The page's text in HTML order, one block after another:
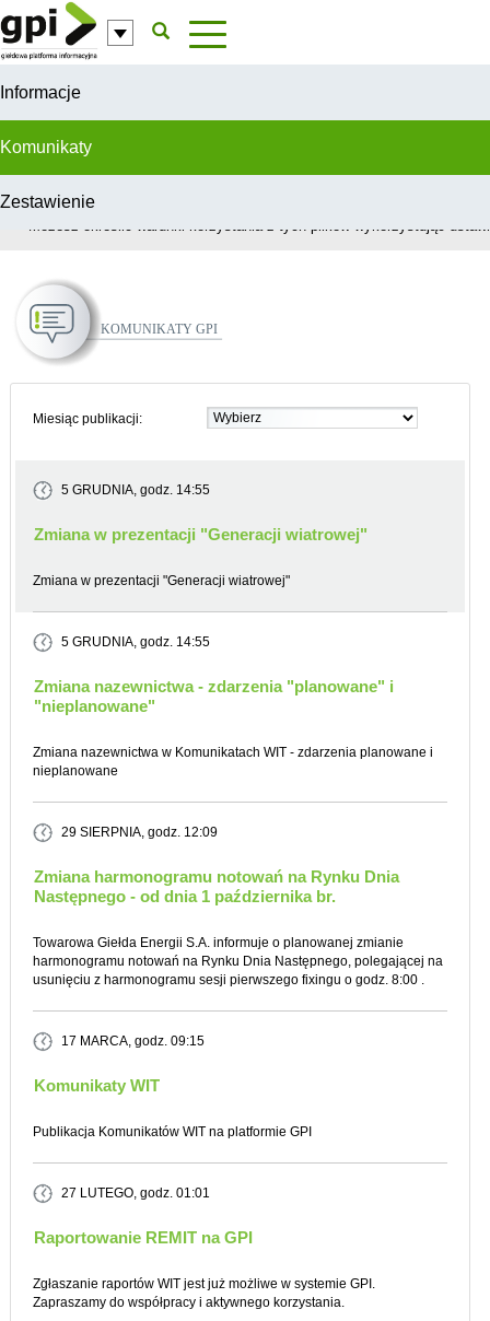
Przejdź do komentarzy
Informacje
Komunikaty
Zestawienie
W celu świadczenia usług na najwyższym poziomie, serwis GPI
Możesz określić warunki korzystania z tych plików wykorzystując
Komunikaty GPI
Miesiąc publikacji:
5 GRUDNIA, godz. 14:55
Zmiana w prezentacji "Generacji wiatrowej"
Zmiana w prezentacji "Generacji wiatrowej"
5 GRUDNIA, godz. 14:55
Zmiana nazewnictwa - zdarzenia "planowane" i
"nieplanowane"
Zmiana nazewnictwa w Komunikatach WIT - zdarzenia planowane i
nieplanowane
29 SIERPNIA, godz. 12:09
Zmiana harmonogramu notowań na Rynku Dnia
Następnego - od dnia 1 października br.
Towarowa Giełda Energii S.A. informuje o planowanej zmianie
harmonogramu notowań na Rynku Dnia Następnego, polegającej na
usunięciu z harmonogramu sesji pierwszego fixingu o godz. 8:00 .
17 MARCA, godz. 09:15
Komunikaty WIT
Publikacja Komunikatów WIT na platformie GPI
27 LUTEGO, godz. 01:01
Raportowanie REMIT na GPI
Zgłaszanie raportów WIT jest już możliwe w systemie GPI.
Zapraszamy do współpracy i aktywnego korzystania.